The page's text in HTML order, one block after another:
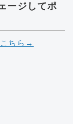
ージしてポ
ちら→